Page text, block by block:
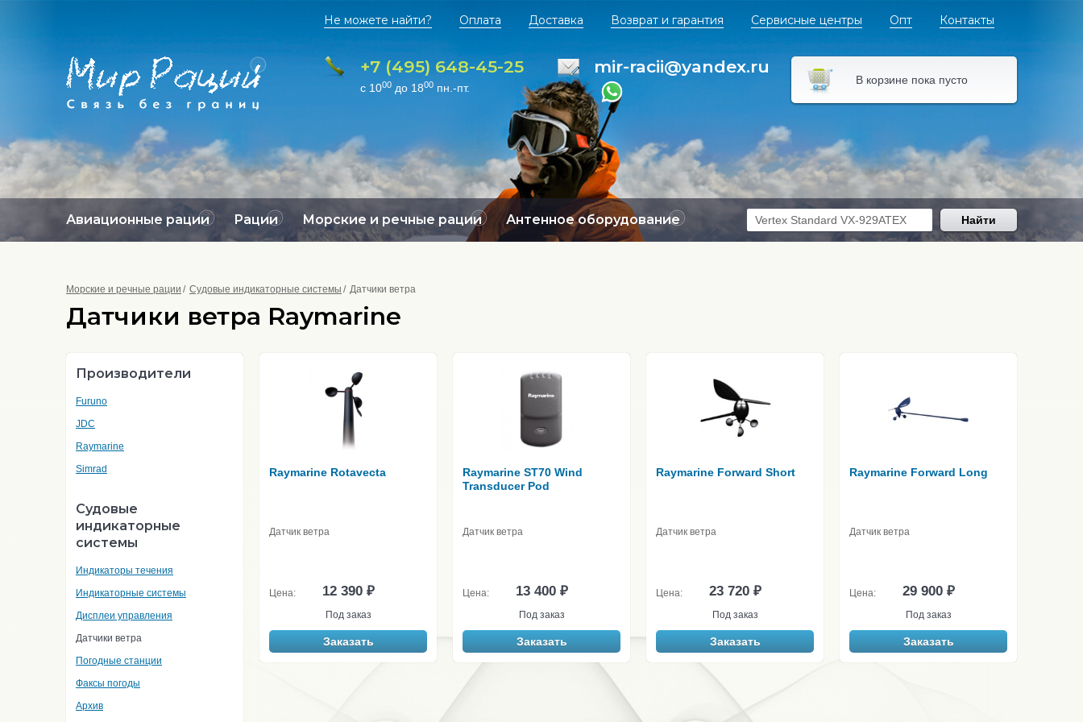
Не можете найти? Оплата Доставка Возврат и гарантия Сервисные центры Опт Контакты
+7 (495) 648-45-25
с 1000 до 1800 пн.-пт.
mir-racii@yandex.ru
В корзине пока пусто
Авиационные рации Рации Морские и речные рации Антенное оборудование Найти
Морские и речные рации Судовые индикаторные системы Датчики ветра
Датчики ветра Raymarine
Производители
Furuno
JDC
Raymarine
Simrad
Судовые
индикаторные
системы
Индикаторы течения
Индикаторные системы
Дисплеи управления
Датчики ветра
Погодные станции
Факсы погоды
Архив
Raymarine Rotavecta
Датчик ветра
Цена: 12 390 ₽
Под заказ
Заказать
Raymarine ST70 Wind
Transducer Pod
Датчик ветра
Цена: 13 400 ₽
Под заказ
Заказать
Raymarine Forward Short
Датчик ветра
Цена: 23 720 ₽
Под заказ
Заказать
Raymarine Forward Long
Датчик ветра
Цена: 29 900 ₽
Под заказ
Заказать